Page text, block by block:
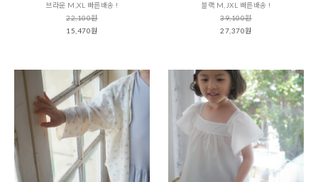
브라운 M,XL 빠른배송 !
22,100원
15,470원
블랙 M,JXL 빠른배송 !
39,100원
27,370원